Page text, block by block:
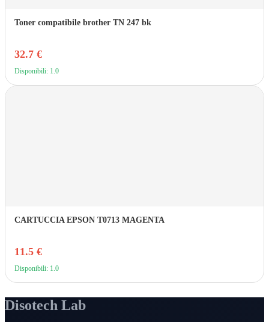
Toner compatibile brother TN 247 bk
32.7 €
Disponibili: 1.0
CARTUCCIA EPSON T0713 MAGENTA
11.5 €
Disponibili: 1.0
Disotech Lab